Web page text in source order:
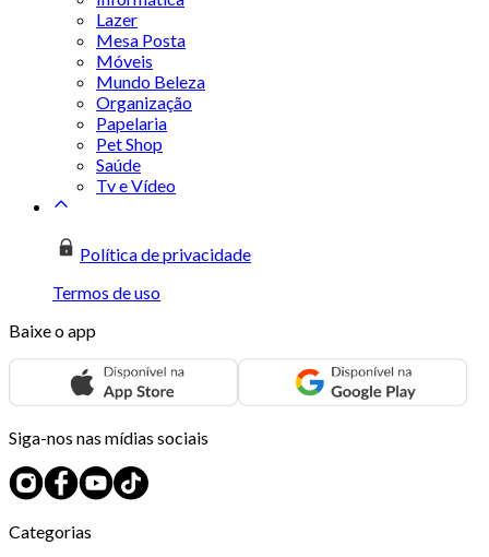
Lazer
Mesa Posta
Móveis
Mundo Beleza
Organização
Papelaria
Pet Shop
Saúde
Tv e Vídeo
Política de privacidade
Termos de uso
Baixe o app
Siga-nos nas mídias sociais
Categorias